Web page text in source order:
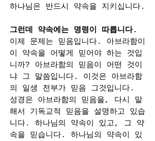
하나님은 반드시 약속을 지키십니다.
이제 문제는 믿음입니다. 아브라함이
이 약속을 어떻게 믿어야 하는 것입
니까? 아브라함의 믿음이 어떤 것이
냐 그 말씀입니다. 이것은 아브라함
의 일생 전부가 믿음 그것입니다.
성경은 아브라함의 믿음을, 다시 말
해서 기독교적 믿음을 설명하고 있습
니다. 하나님의 약속이 있고, 그 약
속을 믿습니다. 하나님의 약속이 있